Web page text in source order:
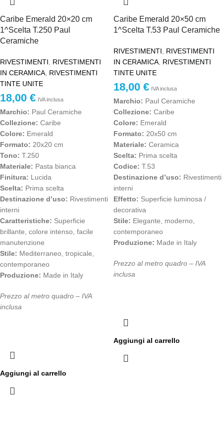
Caribe Emerald 20×20 cm
1^Scelta T.250 Paul
Ceramiche
RIVESTIMENTI
RIVESTIMENTI
IN CERAMICA RIVESTIMENTI
TINTE UNITE
18,00 € IVA inclusa
Marchio: Paul Ceramiche
Collezione: Caribe
Colore: Emerald
Formato: 20x20 cm
Tono: T.250
Materiale: Pasta bianca
Finitura: Lucida
Scelta: Prima scelta
Destinazione d’uso: Rivestimenti
interni
Caratteristiche: Superficie
brillante, colore intenso, facile
manutenzione
Stile: Mediterraneo, tropicale,
contemporaneo
Produzione: Made in Italy
Prezzo al metro quadro – IVA
inclusa
Aggiungi al carrello
Caribe Emerald 20×50 cm
1^Scelta T.53 Paul Ceramiche
RIVESTIMENTI
RIVESTIMENTI
IN CERAMICA RIVESTIMENTI
TINTE UNITE
18,00 € IVA inclusa
Marchio: Paul Ceramiche
Collezione: Caribe
Colore: Emerald
Formato: 20x50 cm
Materiale: Ceramica
Scelta: Prima scelta
Codice: T.53
Destinazione d’uso: Rivestimenti
interni
Effetto: Superficie luminosa /
decorativa
Stile: Elegante, moderno,
contemporaneo
Produzione: Made in Italy
Prezzo al metro quadro – IVA
inclusa
Aggiungi al carrello